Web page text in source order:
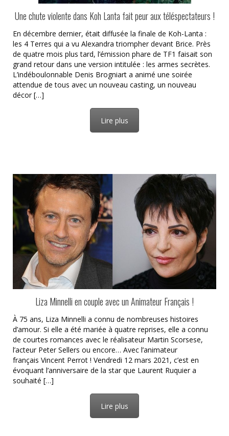
Une chute violente dans Koh Lanta fait peur aux téléspectateurs !
En décembre dernier, était diffusée la finale de Koh-Lanta :
les 4 Terres qui a vu Alexandra triompher devant Brice. Près
de quatre mois plus tard, l’émission phare de TF1 faisait son
grand retour dans une version intitulée : les armes secrètes.
L’indéboulonnable Denis Brogniart a animé une soirée
attendue de tous avec un nouveau casting, un nouveau
décor […]
Lire plus
Liza Minnelli en couple avec un Animateur Français !
À 75 ans, Liza Minnelli a connu de nombreuses histoires
d’amour. Si elle a été mariée à quatre reprises, elle a connu
de courtes romances avec le réalisateur Martin Scorsese,
l’acteur Peter Sellers ou encore… Avec l’animateur
français Vincent Perrot ! Vendredi 12 mars 2021, c’est en
évoquant l’anniversaire de la star que Laurent Ruquier a
souhaité […]
Lire plus